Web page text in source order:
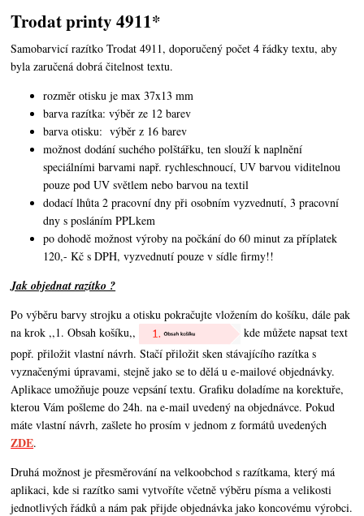
Trodat printy 4911*
Samobarvicí razítko Trodat 4911, doporučený počet 4 řádky textu,aby
byla zaručená dobrá čitelnost textu.
rozměr otisku je max 37x13 mm
barva razítka: výběr ze 12 barev
barva otisku: výběr z 16 barev
možnost dodání suchého polštářku, ten slouží k naplnění
speciálními barvami např. rychleschnoucí, UV barvou viditelnou
pouze pod UV světlem nebo barvou na textil
dodací lhůta 2 pracovní dny při osobním vyzvednutí, 3 pracovní
dny s posláním PPLkem
po dohodě možnost výroby na počkání do 60 minut za příplatek
120,- Kč s DPH, vyzvednutí pouze v sídle firmy!!
Jak objednat razítko ?
Po výběru barvy strojku a otisku pokračujte vložením do košíku, dále pak
na krok ,,1. Obsah košíku,,
kde můžete napsat text
popř. přiložit vlastní návrh. Stačí přiložit sken stávajícího razítka s
vyznačenými úpravami, stejně jako se to dělá u e-mailové objednávky.
Aplikace umožňuje pouze vepsání textu. Grafiku doladíme na korektuře,
kterou Vám pošleme do 24h. na e-mail uvedený na objednávce. Pokud
máte vlastní návrh,zašlete ho prosím v jednom z formátů uvedených
ZDE.
Druhá možnost je přesměrování na velkoobchod s razítkama, který má
aplikaci, kde si razítko sami vytvoříte včetně výběru písma a velikosti
jednotlivých řádků a nám pak přijde objednávka jako koncovému výrobci.